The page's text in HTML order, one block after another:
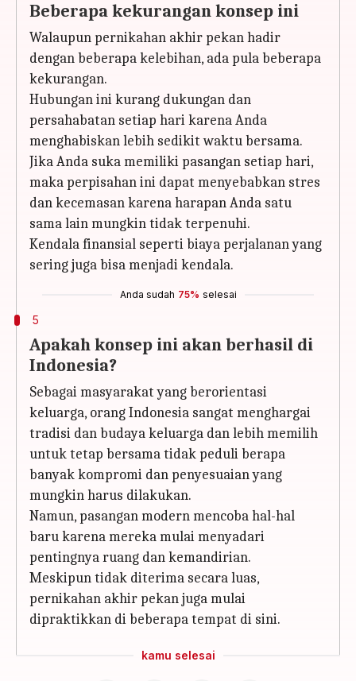
Beberapa kekurangan konsep ini
Walaupun pernikahan akhir pekan hadir
dengan beberapa kelebihan, ada pula beberapa
kekurangan.
Hubungan ini kurang dukungan dan
persahabatan setiap hari karena Anda
menghabiskan lebih sedikit waktu bersama.
Jika Anda suka memiliki pasangan setiap hari,
maka perpisahan ini dapat menyebabkan stres
dan kecemasan karena harapan Anda satu
sama lain mungkin tidak terpenuhi.
Kendala finansial seperti biaya perjalanan yang
sering juga bisa menjadi kendala.
Anda sudah 75% selesai
5
Apakah konsep ini akan berhasil di
Indonesia?
Sebagai masyarakat yang berorientasi
keluarga, orang Indonesia sangat menghargai
tradisi dan budaya keluarga dan lebih memilih
untuk tetap bersama tidak peduli berapa
banyak kompromi dan penyesuaian yang
mungkin harus dilakukan.
Namun, pasangan modern mencoba hal-hal
baru karena mereka mulai menyadari
pentingnya ruang dan kemandirian.
Meskipun tidak diterima secara luas,
pernikahan akhir pekan juga mulai
dipraktikkan di beberapa tempat di sini.
kamu selesai